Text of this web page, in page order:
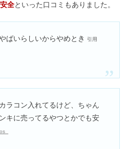
全といった口コミもありました。
ばいらしいからやめとき 引用
ラコン入れてるけど、ちゃん
キに売ってるやつとかでも安